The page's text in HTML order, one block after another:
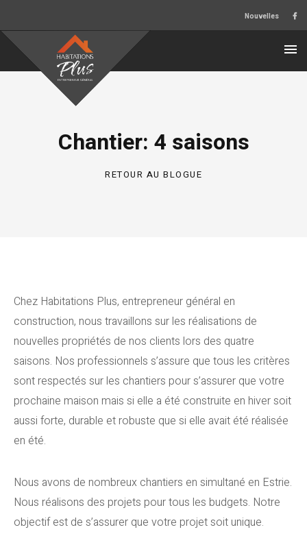
Nouvelles
Chantier: 4 saisons
RETOUR AU BLOGUE
Chez Habitations Plus, entrepreneur général en
construction, nous travaillons sur les réalisations de
nouvelles propriétés de nos clients lors des quatre
saisons. Nos professionnels s’assure que tous les critères
sont respectés sur les chantiers pour s’assurer que votre
prochaine maison mais si elle a été construite en hiver soit
aussi forte, durable et robuste que si elle avait été réalisée
en été.
Nous avons de nombreux chantiers en simultané en Estrie.
Nous réalisons des projets pour tous les budgets. Notre
objectif est de s’assurer que votre projet soit unique.